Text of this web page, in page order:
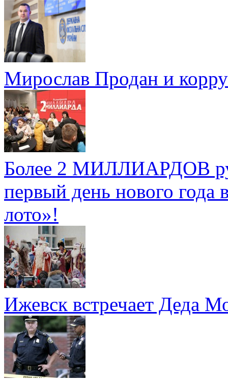
Мирослав Продан и
Более 2 МИЛЛИАРДОВ
первый день нового года
лото»!
Ижевск встречает Деда